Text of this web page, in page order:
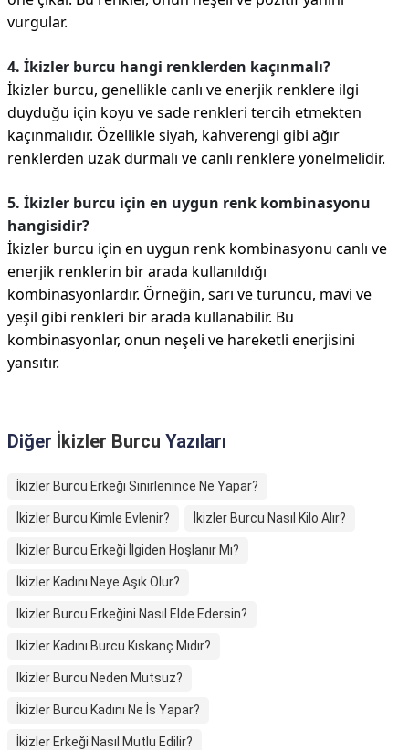
vurgular.
4. İkizler burcu hangi renklerden kaçınmalı?
İkizler burcu, genellikle canlı ve enerjik renklere ilgi
duyduğu için koyu ve sade renkleri tercih etmekten
kaçınmalıdır. Özellikle siyah, kahverengi gibi ağır
renklerden uzak durmalı ve canlı renklere yönelmelidir.
5. İkizler burcu için en uygun renk kombinasyonu
hangisidir?
İkizler burcu için en uygun renk kombinasyonu canlı ve
enerjik renklerin bir arada kullanıldığı
kombinasyonlardır. Örneğin, sarı ve turuncu, mavi ve
yeşil gibi renkleri bir arada kullanabilir. Bu
kombinasyonlar, onun neşeli ve hareketli enerjisini
yansıtır.
Diğer İkizler Burcu Yazıları
İkizler Burcu Erkeği Sinirlenince Ne Yapar?
İkizler Burcu Kimle Evlenir? İkizler Burcu Nasıl Kilo Alır?
İkizler Burcu Erkeği İlgiden Hoşlanır Mı?
İkizler Kadını Neye Aşık Olur?
İkizler Burcu Erkeğini Nasıl Elde Edersin?
İkizler Kadını Burcu Kıskanç Mıdır?
İkizler Burcu Neden Mutsuz?
İkizler Burcu Kadını Ne İs Yapar?
İkizler Erkeği Nasıl Mutlu Edilir?